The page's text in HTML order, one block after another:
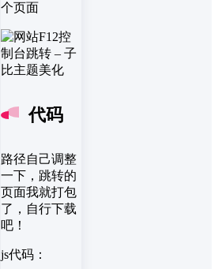
个页面
代码
路径自己调整
一下，跳转的
页面我就打包
了，自行下载
吧！
js代码：